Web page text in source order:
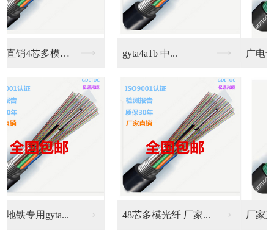
广电专用GYTA53... 广东交通专用室外重铠...
厂家直销室外铠装GY... GYTA53-8B1...